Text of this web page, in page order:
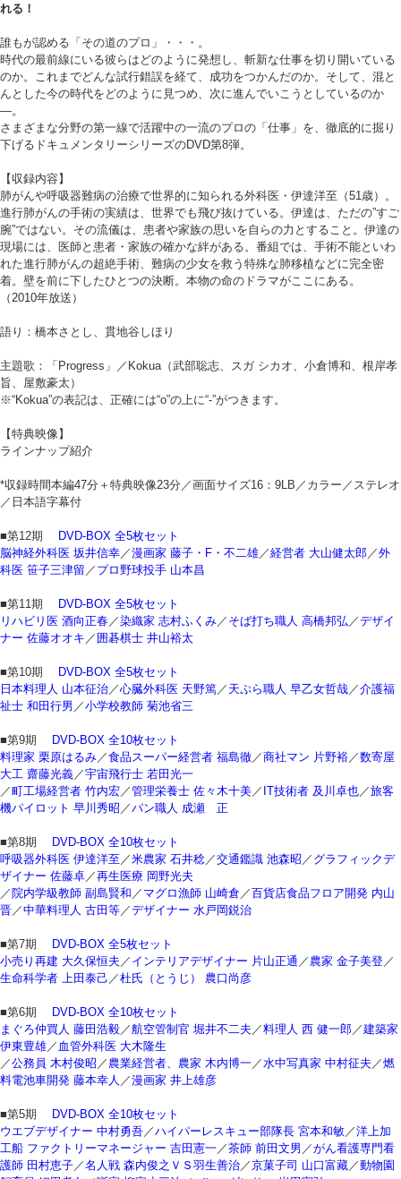
れる！
誰もが認める「その道のプロ」・・・。
時代の最前線にいる彼らはどのように発想し、斬新な仕事を切り開いている
のか。これまでどんな試行錯誤を経て、成功をつかんだのか。そして、混と
んとした今の時代をどのように見つめ、次に進んでいこうとしているのか
―。
さまざまな分野の第一線で活躍中の一流のプロの「仕事」を、徹底的に掘り
下げるドキュメンタリーシリーズのDVD第8弾。
【収録内容】
肺がんや呼吸器難病の治療で世界的に知られる外科医・伊達洋至（51歳）。
進行肺がんの手術の実績は、世界でも飛び抜けている。伊達は、ただの”すご
腕”ではない。その流儀は、患者や家族の思いを自らの力とすること。伊達の
現場には、医師と患者・家族の確かな絆がある。番組では、手術不能といわ
れた進行肺がんの超絶手術、難病の少女を救う特殊な肺移植などに完全密
着。壁を前に下したひとつの決断。本物の命のドラマがここにある。
（2010年放送）
語り：橋本さとし、貫地谷しほり
主題歌：「Progress」／Kokua（武部聡志、スガ シカオ、小倉博和、根岸孝
旨、屋敷豪太）
※“Kokua”の表記は、正確には“o”の上に“‐”がつきます。
【特典映像】
ラインナップ紹介
*収録時間本編47分＋特典映像23分／画面サイズ16：9LB／カラー／ステレオ
／日本語字幕付
■第12期
DVD-BOX 全5枚セット
脳神経外科医 坂井信幸 ／漫画家 藤子・F・不二雄 ／経営者 大山健太郎 ／外
科医 笹子三津留 ／ プロ野球投手 山本昌
■第11期
DVD-BOX 全5枚セット
リハビリ医 酒向正春 ／染織家 志村ふくみ ／ そば打ち職人 高橋邦弘 ／デザイ
ナー 佐藤オオキ ／ 囲碁棋士 井山裕太
■第10期
DVD-BOX 全5枚セット
日本料理人 山本征治 ／心臓外科医 天野篤 ／ 天ぷら職人 早乙女哲哉 ／介護福
祉士 和田行男 ／小学校教師 菊池省三
■第9期
DVD-BOX 全10枚セット
料理家 栗原はるみ ／食品スーパー経営者 福島徹 ／商社マン 片野裕 ／数寄屋
大工 齋藤光義 ／宇宙飛行士 若田光一
／町工場経営者 竹内宏 ／管理栄養士 佐々木十美 ／ IT技術者 及川卓也 ／旅客
機パイロット 早川秀昭 ／パン職人 成瀬 正
■第8期
DVD-BOX 全10枚セット
呼吸器外科医 伊達洋至 ／米農家 石井稔 ／交通鑑識 池森昭 ／ グラフィックデ
ザイナー 佐藤卓 ／再生医療 岡野光夫
／院内学級教師 副島賢和 ／ マグロ漁師 山崎倉 ／百貨店食品フロア開発 内山
晋 ／中華料理人 古田等 ／デザイナー 水戸岡鋭治
■第7期
DVD-BOX 全5枚セット
小売り再建 大久保恒夫 ／ インテリアデザイナー 片山正通 ／ 農家 金子美登 ／
生命科学者 上田泰己 ／杜氏（とうじ） 農口尚彦
■第6期
DVD-BOX 全10枚セット
まぐろ仲買人 藤田浩毅 ／航空管制官 堀井不二夫 ／料理人 西 健一郎 ／建築家
伊東豊雄 ／ 血管外科医 大木隆生
／公務員 木村俊昭 ／ 農業経営者、農家 木内博一 ／水中写真家 中村征夫 ／燃
料電池車開発 藤本幸人 ／漫画家 井上雄彦
■第5期
DVD-BOX 全10枚セット
ウエブデザイナー 中村勇吾 ／ハイパーレスキュー部隊長 宮本和敏 ／洋上加
工船 ファクトリーマネージャー 吉田憲一 ／茶師 前田文男 ／がん看護専門看
護師 田村恵子 ／名人戦 森内俊之ＶＳ羽生善治 ／京菓子司 山口富藏 ／動物園